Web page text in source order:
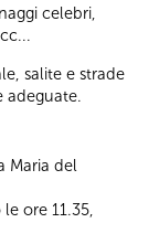
celebri,
salite e strade
adeguate.
Maria del
ore 11.35,